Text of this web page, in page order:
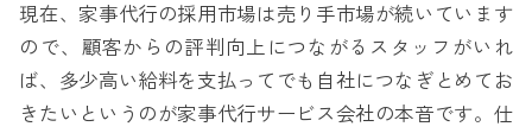
現在、家事代行の採用市場は売り手市場が続いています
ので、顧客からの評判向上につながるスタッフがいれ
ば、多少高い給料を支払ってでも自社につなぎとめてお
きたいというのが家事代行サービス会社の本音です。仕